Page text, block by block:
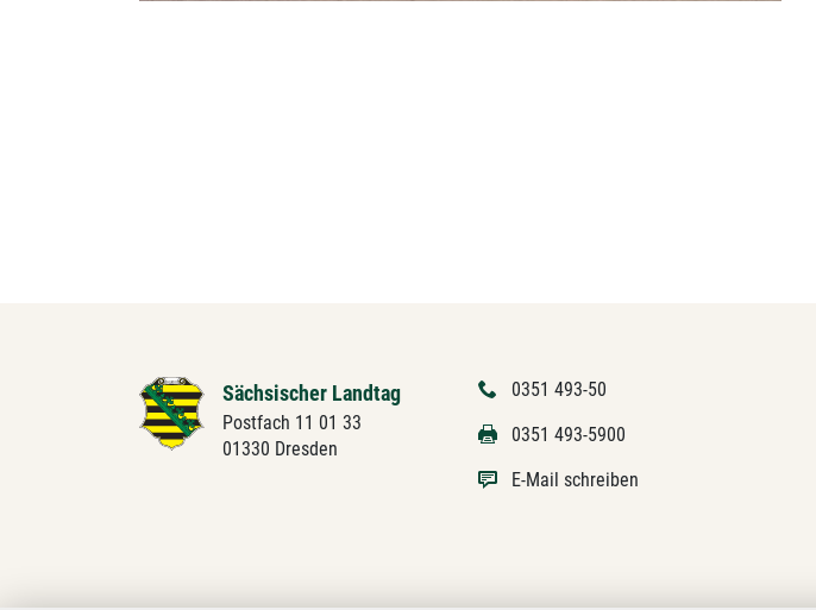
Sächsischer Landtag
Postfach 11 01 33
01330 Dresden
0351 493-50
0351 493-5900
E-Mail schreiben